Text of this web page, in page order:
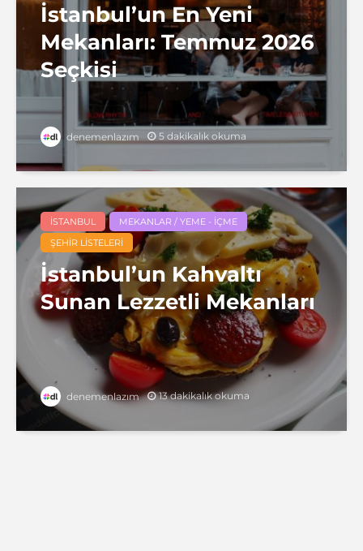
İstanbul’un En Yeni
Mekanları: Temmuz 2026
Seçkisi
denemenlazım 5 dakikalık okuma
İSTANBUL
MEKANLAR / YEME - İÇME
ŞEHIR LISTELERI
İstanbul’un Kahvaltı
Sunan Lezzetli Mekanları
denemenlazım 13 dakikalık okuma